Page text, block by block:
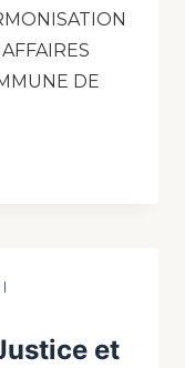
DE
|
et